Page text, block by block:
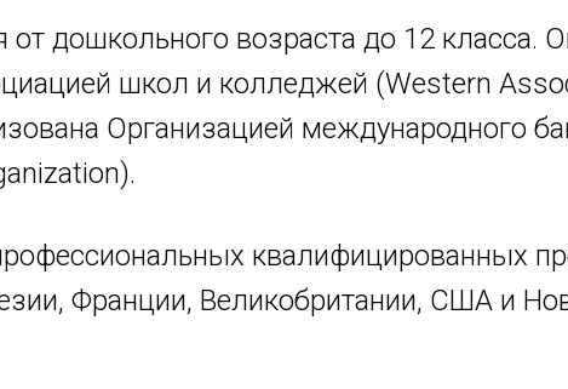
дошкольного возраста до 12 класса.
школ и колледжей (Western
Организацией международного
квалифицированных
Франции, Великобритании, США и